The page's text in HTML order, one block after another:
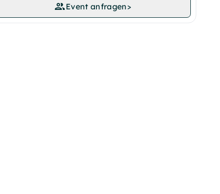
Event anfragen>